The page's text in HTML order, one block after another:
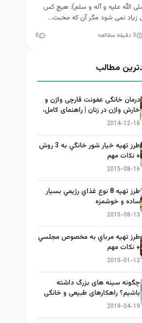
الله علیه و آله و سلم): هیچ کس
زیاد نمی شود مگر آن که محبت...
3 دقیقه مطالعه 0
مطالب
درمان خانگی عفونت قارچی واژن و
خارش واژن در زنان | راهنمای کامل،
ایمن و کاربردی
2014-12-16
طرز تهيه خیار شور خانگي به 3 روش
+ نكات مهم
2015-08-16
طرز تهيه 8 نوع غذاي رژيمي بسيار
ساده و خوشمزه
2015-08-13
طرز تهيه مرباي به مخصوص مجلسي
+ نكات مهم
2015-01-12
چگونه سینه های بزرگ داشته
باشیم؟ راهکارهای طبیعی و خانگی
برای بزرگ کردن سینه
2019-04-19